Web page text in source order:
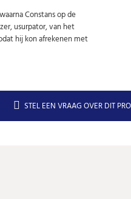
afmelden via de nieuwsbrief.
gedeeld met derden
tonen.
Constans op de
usurpator, van het
hij kon afrekenen met
STEL EEN VRAAG OVER DIT